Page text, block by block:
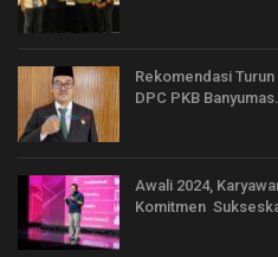
Rekomendasi
DPC PKB
Awali 2024,
Komitmen